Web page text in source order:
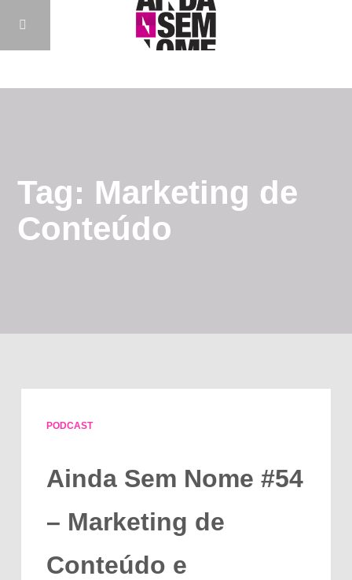
Tag: Marketing de
Conteúdo
PODCAST
Ainda Sem Nome #54
– Marketing de
Conteúdo e